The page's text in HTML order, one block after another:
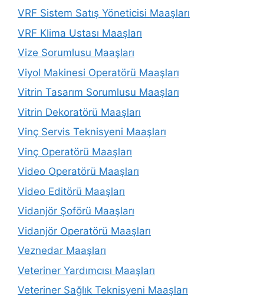
VRF Sistem Satış Yöneticisi Maaşları
VRF Klima Ustası Maaşları
Vize Sorumlusu Maaşları
Viyol Makinesi Operatörü Maaşları
Vitrin Tasarım Sorumlusu Maaşları
Vitrin Dekoratörü Maaşları
Vinç Servis Teknisyeni Maaşları
Vinç Operatörü Maaşları
Video Operatörü Maaşları
Video Editörü Maaşları
Vidanjör Şoförü Maaşları
Vidanjör Operatörü Maaşları
Veznedar Maaşları
Veteriner Yardımcısı Maaşları
Veteriner Sağlık Teknisyeni Maaşları